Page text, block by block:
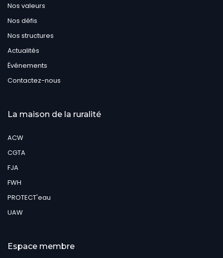
Nos valeurs
Nos défis
Nos structures
Actualités
Événements
Contactez-nous
La maison de la ruralité
ACW
CGTA
FJA
FWH
PROTECT'eau
UAW
Espace membre